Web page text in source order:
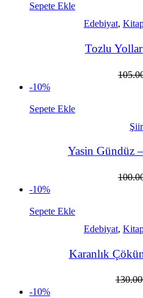
Sepete Ekle
Edebiyat,
Tozlu
-10%
Sepete Ekle
Yasin Gündüz
-10%
Sepete Ekle
Edebiyat,
Karanlık
130.00
-10%